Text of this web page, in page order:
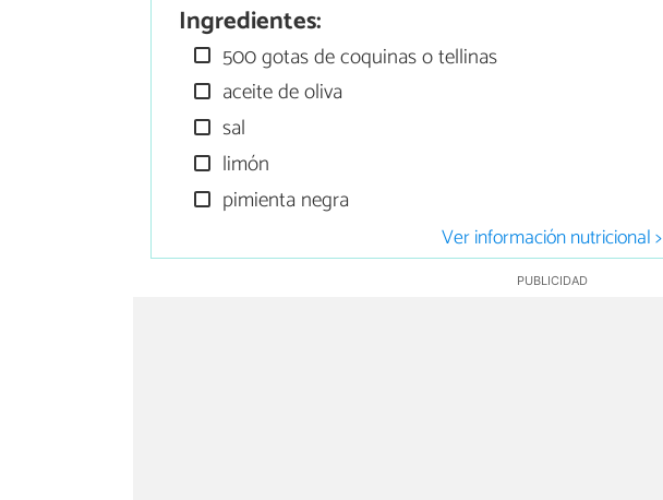
Ingredientes:
500 gotas de coquinas o tellinas
aceite de oliva
sal
limón
pimienta negra
Ver información nutricional >